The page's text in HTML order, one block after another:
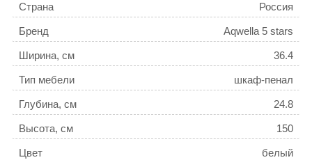
Страна Россия
Бренд Aqwella 5 stars
Ширина, см 36.4
Тип мебели шкаф-пенал
Глубина, см 24.8
Высота, см 150
Цвет белый